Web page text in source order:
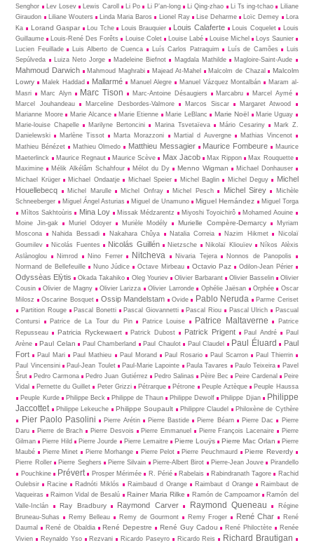
Senghor
Lev Losev Lewis Caroll Li Po Li P’an-long Li Qing-zhao Li Ts ing-tchao
Liliane
Giraudon
Liliane Wouters Linda Maria Baros Lionel Ray Lise Deharme Loïc Demey
Lora
Ka
Lorand Gaspar Lou Tche Louis Brauquier Louis Calaferte Louis Coquelet
Louis
Guillaume
Louis-René Des Forêts Louise Colet Louise Labé Louise Michel
Loys Saunier
Lucien Feuillade
Luis Alberto de Cuenca Luís Carlos Patraquim Luís de Camões
Luis
Sepúlveda
Luiza Neto Jorge Madeleine Biefnot Magdala Mathilde Magloire-Saint-Aude
Mahmoud Darwich Mahmoud Maghrabi Majead At-Mahel Malcolm de Chazal
Malcolm
Lowry
Malek Haddad Mallarmé Manuel Alegre Manuel Vázquez Montalbán
Maram al-
Masri
Marc Alyn Marc Tison Marc-Antoine Désaugiers Marcabru
Marcel Aymé
Marcel Jouhandeau
Marceline Desbordes-Valmore Marcos Siscar
Margaret Atwood
Marianne Moore
Marie Alcance Marie Etienne Marie LeBlanc Marie Noël
Marie Uguay
Marie-louise Chapelle
Marilyne Bertoncini Marina Tsvetaïeva Mário Cesariny
Mark Z.
Danielewski
Marlène Tissot Marta Morazzoni Martial d Auvergne
Mathias Vincenot
Mathieu Bénézet
Mathieu Olmedo Matthieu Messagier Maurice Fombeure
Maurice
Maeterlinck
Maurice Regnaut Maurice Scève Max Jacob Max Rippon
Max Rouquette
Maximine
Mélik Alkélâm Schahfour Mélot du Dy Menno Wigman
Michael Donhauser
Michael Krüger
Michael Ondaatje Michael Speier Michel Baglin Michel Deguy
Michel
Houellebecq
Michel Marulle Michel Onfray Michel Pesch Michel Sirey
Michèle
Schneeberger
Miguel Ángel Asturias Miguel de Unamuno Miguel Hernández
Miguel Torga
Mìltos Sakhtoùris
Mina Loy Missak Médzarentz Miyoshi Toyoichirô
Mohamed Aouine
Moine Jin-gak
Muriel Odoyer Murièle Modély Murielle Compère-Demarcy
Myriam
Moscona
Nahida Bessadi Nakahara Chûya Natalia Correia Nazim Hikmet
Nicolaï
Goumilev
Nicolás Fuentes Nicolás Guillén Nietz­sche Nikolaï Kliouïev
Níkos Alèxis
Aslànoglou
Nimrod Nino Ferrer Nitcheva Nivaria Tejera
Nonnos de Panopolis
Normand de Bellefeuille
Nuno Júdice Octave Mirbeau Octavio Paz Odilon-Jean Périer
Odyssèas Elỳtis Okada Takahiko Oleg Youriev Olivier Barbarant Olivier Basselin
Olivier
Cousin
Olivier de Magny Olivier Larizza Olivier Larronde Ophélie Jaësan Orphée
Oscar
Milosz
Oscarine Bosquet Ossip Mandelstam Ovide Pablo Neruda
Parme Ceriset
Partition Rouge
Pascal Bonetti Pascal Giovannetti Pascal Riou Pascal Ulrich
Pascual
Contursi
Patrice de La Tour du Pin Patrice Louise Patrice Maltaverne
Patrice
Repusseau
Patricia Ryckewaert Patrick Dubost Patrick Prigent Paul André
Paul
Arène
Paul Celan Paul Chamberland Paul Chaulot Paul Claudel Paul Éluard
Paul
Fort
Paul Mari Paul Mathieu Paul Morand Paul Rosario Paul Scarron
Paul Thierrin
Paul Vincensini
Paul-Jean Toulet Paul-Marie Lapointe Paula Tavares Paulo Teixeira
Pavel
Šrut
Pedro Carmona Pedro Juan Gutiérrez Pedro Salinas Pèire Bec Peire Cardenal
Peire
Vidal
Pernette du Guillet Peter Grizzi Pétrarque Pétrone Peuple Aztèque
Peuple Haussa
Peuple Kurde
Philippe Beck Philippe de Thaun Philippe Dewolf Philippe Djian
Philippe
Jaccottet
Philippe Lekeuche Philippe Soupault Philippre Claudel Philoxène de Cythère
Pier Paolo Pasolini Pierre Arétin Pierre Bastide Pierre Béarn Pierre Dac
Pierre
Daru
Pierre de Brach Pierre Desvois Pierre Emmanuel Pierre François Lacenaire
Pierre
Gilman
Pierre Hild Pierre Jourde Pierre Lemaitre Pierre Louÿs Pierre Mac Orlan
Pierre
Maubé
Pierre Minet Pierre Morhange Pierre Pelot Pierre Peuchmaurd Pierre Reverdy
Pierre Roller Pierre Seghers Pierre Silvain Pierre-Albert Birot Pierre-Jean Jouve
Pirandello
Pouchkine
Prévert Prosper Mérimée R. Périé Rabelais Rabindranath Tagore
Rachid
Oulebsir
Racine Radnóti Miklós Raimbaud d Orange Raimbaut d Orange
Raimbaut de
Vaqueiras
Raimon Vidal de Besalú Rainer Maria Rilke Ramón de Campoamor
Ramón del
Valle-Inclán
Ray Bradbury Raymond Carver Raymond Queneau
Régine
Bruneau-Suhas
Remy Belleau Remy de Gourmont Remy Froger René Char
René
Daumal
René de Obaldia René Depestre René Guy Cadou René Philoctète
Renée
Vivien
Reynaldo Yso Rezvani Ricardo Paseyro Ricardo Reis Richard Brautigan